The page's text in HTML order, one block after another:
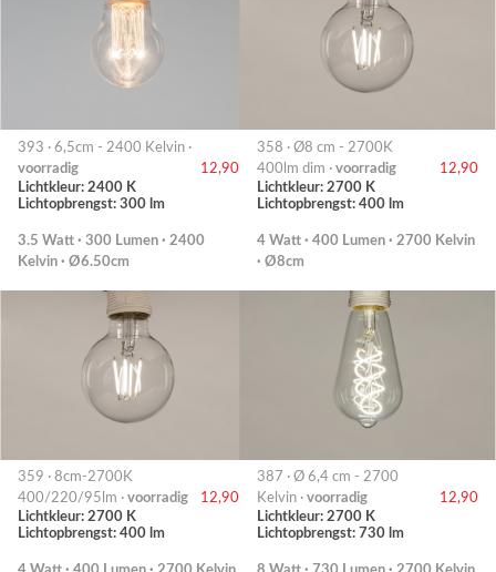
393 · 6,5cm - 2400 Kelvin ·
voorradig
12,90
Lichtkleur: 2400 K
Lichtopbrengst: 300 lm
3.5 Watt · 300 Lumen · 2400
Kelvin · Ø6.50cm
358 · Ø8 cm - 2700K
400lm dim · voorradig
12,90
Lichtkleur: 2700 K
Lichtopbrengst: 400 lm
4 Watt · 400 Lumen · 2700 Kelvin
· Ø8cm
359 · 8cm-2700K
400/220/95lm · voorradig
12,90
Lichtkleur: 2700 K
Lichtopbrengst: 400 lm
387 · Ø 6,4 cm - 2700
Kelvin · voorradig
12,90
Lichtkleur: 2700 K
Lichtopbrengst: 730 lm